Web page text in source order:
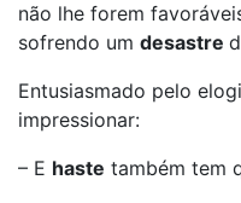
não lhe forem
sofrendo um desastre
Entusiasmado pelo
impressionar:
– E haste também tem